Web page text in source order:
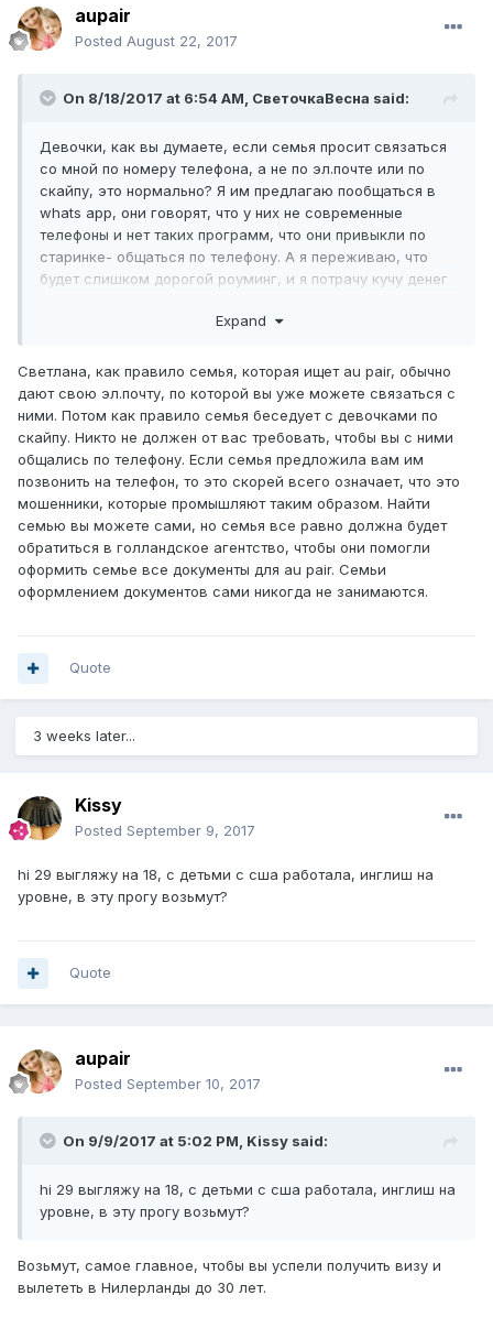
aupair
Posted August 22, 2017
On 8/18/2017 at 6:54 AM, СветочкаВесна said:
Девочки, как вы думаете, если семья просит связаться
со мной по номеру телефона, а не по эл.почте или по
скайпу, это нормально? Я им предлагаю пообщаться в
whats app, они говорят, что у них не современные
телефоны и нет таких программ, что они привыкли по
старинке- общаться по телефону. А я переживаю, что
будет слишком дорогой роуминг, и я потрачу кучу денег
пообщаться и познакомиться нужно минимум минут 15-20
P.S. Если это важно, то семья сама откликнулась на мою
страничку в интернете и предложила пообщаться по
телефону, я сама разместила свой профайл и сама ищу
семью, без агентства.
Expand
Светлана, как правило семья, которая ищет au pair, обычно
дают свою эл.почту, по которой вы уже можете связаться с
ними. Потом как правило семья беседует с девочками по
скайпу. Никто не должен от вас требовать, чтобы вы с ними
общались по телефону. Если семья предложила вам им
позвонить на телефон, то это скорей всего означает, что это
мошенники, которые промышляют таким образом. Найти
семью вы можете сами, но семья все равно должна будет
обратиться в голландское агентство, чтобы они помогли
оформить семье все документы для au pair. Семьи
оформлением документов сами никогда не занимаются.
Quote
3 weeks later...
Kissy
Posted September 9, 2017
hi 29 выгляжу на 18, с детьми с сша работала, инглиш на
уровне, в эту прогу возьмут?
Quote
aupair
Posted September 10, 2017
On 9/9/2017 at 5:02 PM, Kissy said:
hi 29 выгляжу на 18, с детьми с сша работала, инглиш на
уровне, в эту прогу возьмут?
Возьмут, самое главное, чтобы вы успели получить визу и
вылететь в Нилерланды до 30 лет.